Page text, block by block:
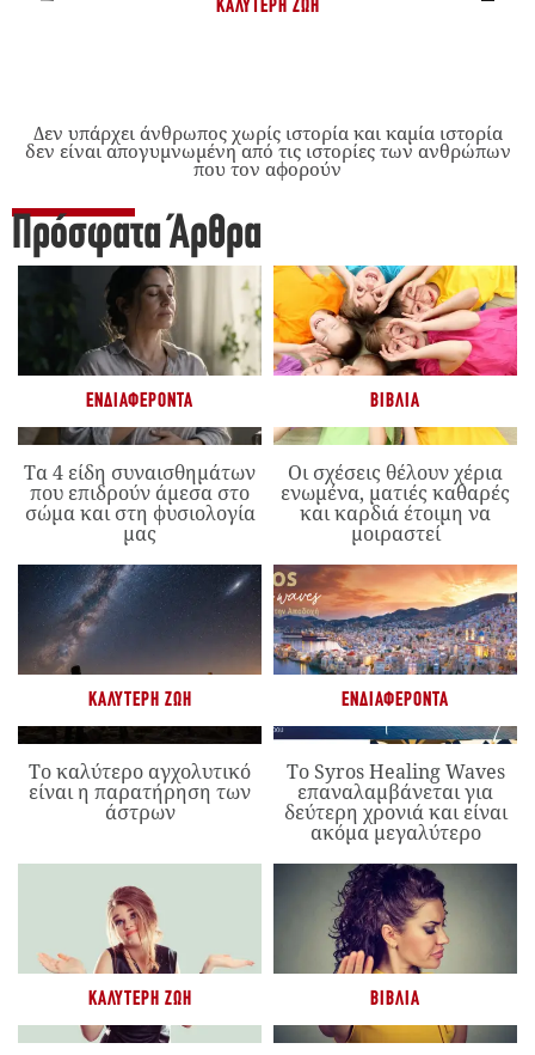
ΚΑΛΎΤΕΡΗ ΖΩΉ
Δεν υπάρχει άνθρωπος χωρίς ιστορία και καμία ιστορία
δεν είναι απογυμνωμένη από τις ιστορίες των ανθρώπων
που τον αφορούν
Πρόσφατα Άρθρα
ΕΝΔΙΑΦΈΡΟΝΤΑ
Τα 4 είδη συναισθημάτων
που επιδρούν άμεσα στο
σώμα και στη φυσιολογία
μας
ΒΙΒΛΊΑ
Οι σχέσεις θέλουν χέρια
ενωμένα, ματιές καθαρές
και καρδιά έτοιμη να
μοιραστεί
ΚΑΛΎΤΕΡΗ ΖΩΉ
Το καλύτερο αγχολυτικό
είναι η παρατήρηση των
άστρων
ΕΝΔΙΑΦΈΡΟΝΤΑ
Το Syros Healing Waves
επαναλαμβάνεται για
δεύτερη χρονιά και είναι
ακόμα μεγαλύτερο
ΚΑΛΎΤΕΡΗ ΖΩΉ ΒΙΒΛΊΑ